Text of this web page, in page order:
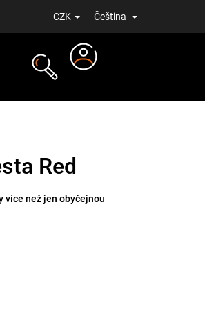
CZK Čeština
Red
více než jen obyčejnou